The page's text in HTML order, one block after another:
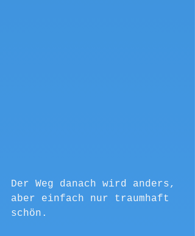
Der Weg danach wird anders,
aber einfach nur traumhaft
schön.